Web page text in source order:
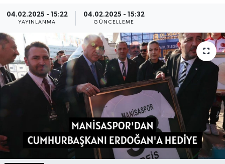
04.02.2025 - 15:22
YAYINLANMA
04.02.2025 - 15:32
GÜNCELLEME